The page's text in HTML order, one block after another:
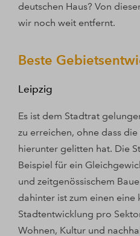
deutschen Haus? Von
wir noch weit entfernt.
Beste
Leipzig
Es ist dem Stadtrat
zu erreichen, ohne dass
hierunter gelitten hat. Die
Beispiel für ein
und zeitgenössischem
dahinter ist zum einen eine
Stadtentwicklung pro
Wohnen, Kultur und